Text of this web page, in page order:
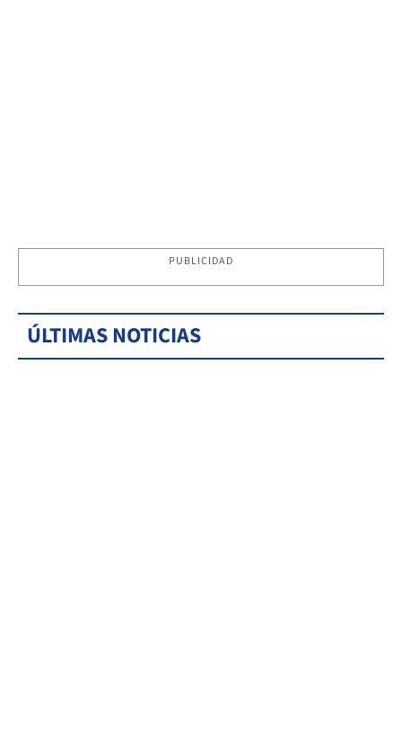
PUBLICIDAD
ÚLTIMAS NOTICIAS